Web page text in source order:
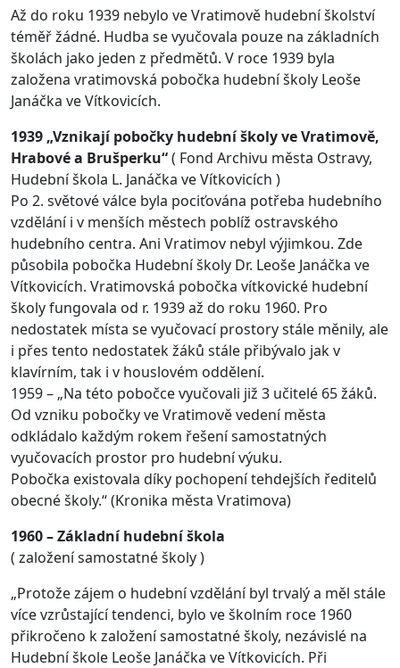
Až do roku 1939 nebylo ve Vratimově hudební školství
téměř žádné. Hudba se vyučovala pouze na základních
školách jako jeden z předmětů. V roce 1939 byla
založena vratimovská pobočka hudební školy Leoše
Janáčka ve Vítkovicích.
1939 „Vznikají pobočky hudební školy ve Vratimově,
Hrabové a Brušperku“( Fond Archivu města Ostravy,
Hudební škola L. Janáčka ve Vítkovicích )
Po 2. světové válce byla pociťována potřeba hudebního
vzdělání i v menších městech poblíž ostravského
hudebního centra. Ani Vratimov nebyl výjimkou. Zde
působila pobočka Hudební školy Dr. Leoše Janáčka ve
Vítkovicích. Vratimovská pobočka vítkovické hudební
školy fungovala od r. 1939 až do roku 1960. Pro
nedostatek místa se vyučovací prostory stále měnily, ale
i přes tento nedostatek žáků stále přibývalo jak v
klavírním, tak i v houslovém oddělení.
1959 – „Na této pobočce vyučovali již 3 učitelé 65 žáků.
Od vzniku pobočky ve Vratimově vedení města
odkládalo každým rokem řešení samostatných
vyučovacích prostor pro hudební výuku.
Pobočka existovala díky pochopení tehdejších ředitelů
obecné školy.“ (Kronika města Vratimova)
1960 – Základní hudební škola
( založení samostatné školy )
„Protože zájem o hudební vzdělání byl trvalý a měl stále
více vzrůstající tendenci, bylo ve školním roce 1960
přikročeno k založení samostatné školy, nezávislé na
Hudební škole Leoše Janáčka ve Vítkovicích. Při